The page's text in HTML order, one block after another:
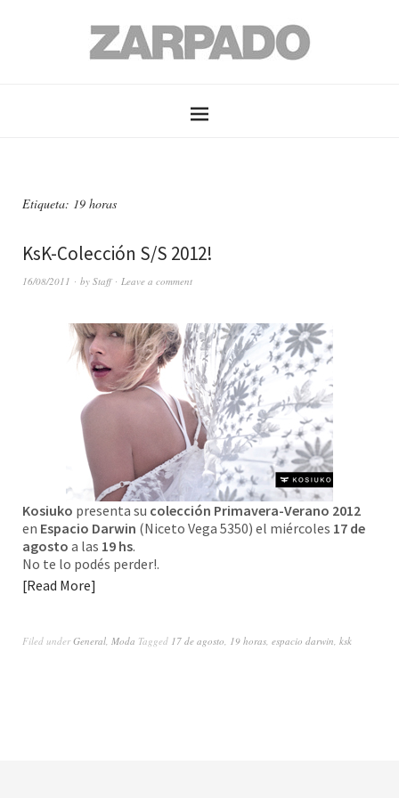
Etiqueta: 19 horas
KsK-Colección S/S 2012!
16/08/2011 by Staff Leave a comment
Kosiuko presenta su colección Primavera-Verano 2012
en Espacio Darwin (Niceto Vega 5350) el miércoles 17 de
agosto a las 19 hs.
No te lo podés perder!.
Read More
Filed underGeneral, Moda Tagged 17 de agosto, 19 horas, espacio darwin, ksk